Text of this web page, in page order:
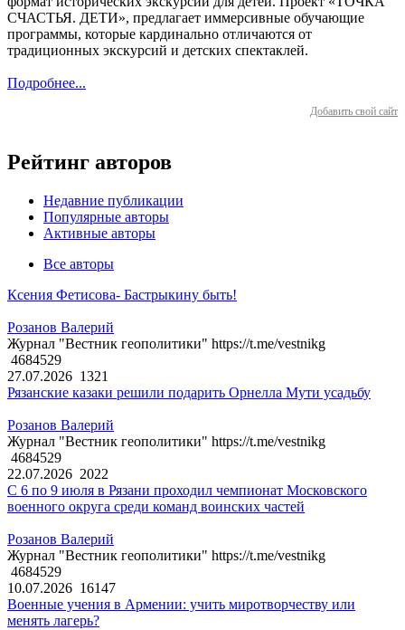
СЧАСТЬЯ. ДЕТИ», предлагает иммерсивные обучающие
программы, которые кардинально отличаются от
традиционных экскурсий и детских спектаклей.
Подробнее...
Добавить свой сайт
Рейтинг авторов
Недавние публикации
Популярные авторы
Активные авторы
Все авторы
Ксения Фетисова- Бастрыкину быть!
Розанов Валерий
Журнал "Вестник геополитики" https://t.me/vestnikg
4684529
27.07.2026 1321
Рязанские казаки решили подарить Орнелла Мути усадьбу
Розанов Валерий
Журнал "Вестник геополитики" https://t.me/vestnikg
4684529
22.07.2026 2022
С 6 по 9 июля в Рязани проходил чемпионат Московского
военного округа среди команд воинских частей
Розанов Валерий
Журнал "Вестник геополитики" https://t.me/vestnikg
4684529
10.07.2026 16147
Военные учения в Армении: учить миротворчеству или
менять лагерь?